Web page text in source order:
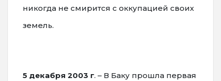
никогда не смирится с оккупацией своих
земель.
5 декабря 2003 г. – В Баку прошла первая